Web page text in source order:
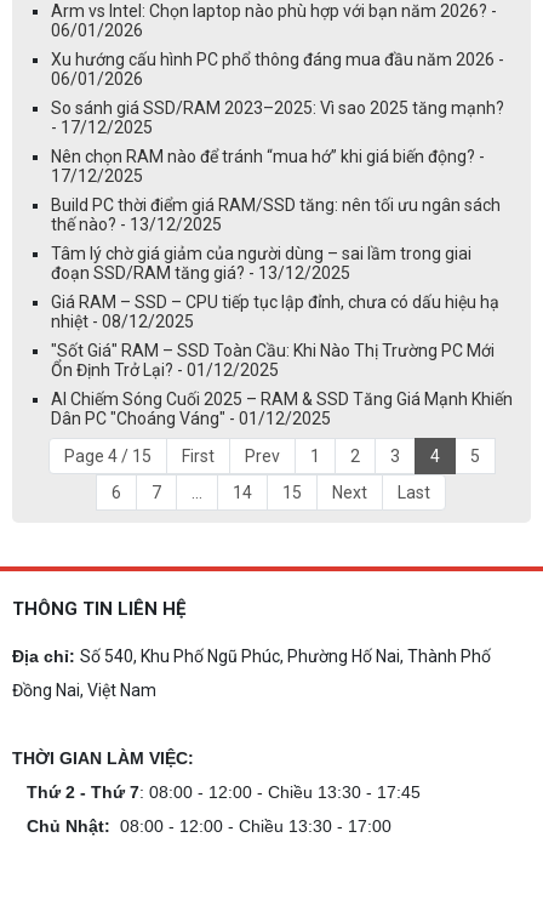
Arm vs Intel: Chọn laptop nào phù hợp với bạn năm 2026? -
06/01/2026
Xu hướng cấu hình PC phổ thông đáng mua đầu năm 2026 -
06/01/2026
So sánh giá SSD/RAM 2023–2025: Vì sao 2025 tăng mạnh?
- 17/12/2025
Nên chọn RAM nào để tránh “mua hớ” khi giá biến động? -
17/12/2025
Build PC thời điểm giá RAM/SSD tăng: nên tối ưu ngân sách
thế nào? - 13/12/2025
Tâm lý chờ giá giảm của người dùng – sai lầm trong giai
đoạn SSD/RAM tăng giá? - 13/12/2025
Giá RAM – SSD – CPU tiếp tục lập đỉnh, chưa có dấu hiệu hạ
nhiệt - 08/12/2025
"Sốt Giá" RAM – SSD Toàn Cầu: Khi Nào Thị Trường PC Mới
Ổn Định Trở Lại? - 01/12/2025
AI Chiếm Sóng Cuối 2025 – RAM & SSD Tăng Giá Mạnh Khiến
Dân PC "Choáng Váng" - 01/12/2025
Page 4 / 15
First Prev 1 2 3 4
5
6
7 14 15 Next Last
THÔNG TIN LIÊN HỆ
Địa chỉ: Số 540, Khu Phố Ngũ Phúc, Phường Hố Nai, Thành Phố
Đồng Nai, Việt Nam
THỜI GIAN LÀM VIỆC:
Thứ 2 - Thứ 7: 08:00 - 12:00 - Chiều 13:30 - 17:45
Chủ Nhật: 08:00 - 12:00 - Chiều 13:30 - 17:00